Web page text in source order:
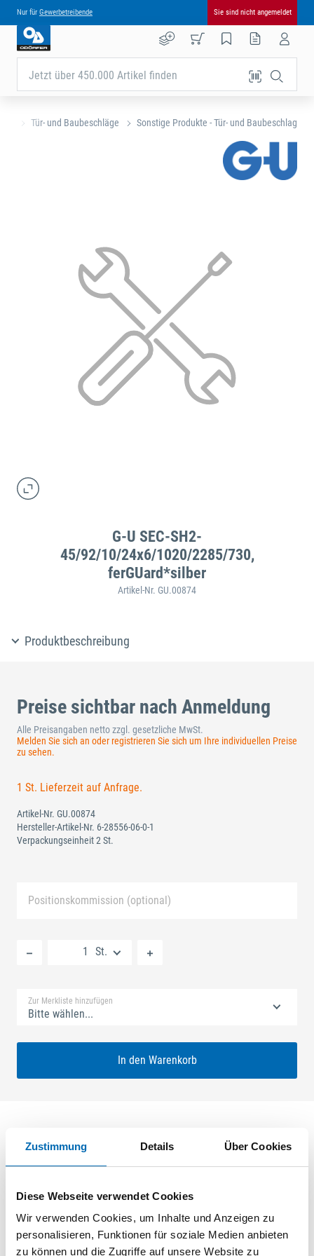
Zustimmung Details Über Cookies
Diese Webseite verwendet Cookies
Wir verwenden Cookies, um Inhalte und Anzeigen zu
personalisieren, Funktionen für soziale Medien anbieten
zu können und die Zugriffe auf unsere Website zu
Nur für Gewerbetreibende Sie sind nicht angemeldet
Jetzt über 450.000 Artikel finden
Tür- und Baubeschläge Sonstige Produkte - Tür- und Baubeschlag
G-U SEC-SH2-
45/92/10/24x6/1020/2285/730,
ferGUard*silber
Artikel-Nr. GU.00874
Produktbeschreibung
Preise sichtbar nach Anmeldung
Alle Preisangaben netto zzgl. gesetzliche MwSt.
Melden Sie sich an oder registrieren Sie sich um Ihre individuellen Preise
zu sehen.
1 St. Lieferzeit auf Anfrage.
Artikel-Nr. GU.00874
Hersteller-Artikel-Nr. 6-28556-06-0-1
Verpackungseinheit 2 St.
Positionskommission (optional)
St.
Zur Merkliste hinzufügen
Bitte wählen...
In den Warenkorb
Produktbeschreibung
Stulp 24x6x6x2,5mm L:2285,0mm Eckig Maße: A1 730,0mm
B1 760,0mm Für Sperrbügel vorgerichtet ferGUard*silber